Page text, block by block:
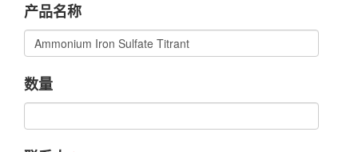
产品名称
数量